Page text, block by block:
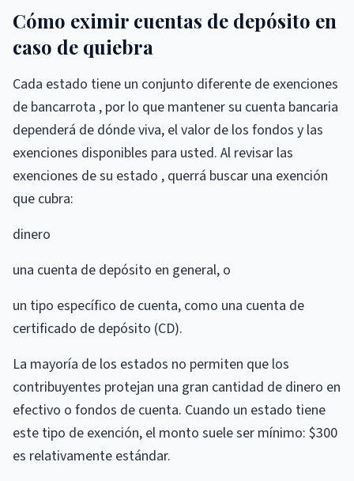
Cómo eximir cuentas de depósito en
caso de quiebra
Cada estado tiene un conjunto diferente de exenciones
de bancarrota , por lo que mantener su cuenta bancaria
dependerá de dónde viva, el valor de los fondos y las
exenciones disponibles para usted. Al revisar las
exenciones de su estado , querrá buscar una exención
que cubra:
dinero
una cuenta de depósito en general, o
un tipo específico de cuenta, como una cuenta de
certificado de depósito (CD).
La mayoría de los estados no permiten que los
contribuyentes protejan una gran cantidad de dinero en
efectivo o fondos de cuenta. Cuando un estado tiene
este tipo de exención, el monto suele ser mínimo: $300
es relativamente estándar.